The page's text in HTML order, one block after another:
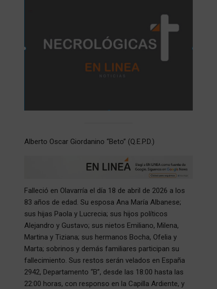
Alberto Oscar Giordanino “Beto” (Q.E.P.D.)
Falleció en Olavarría el día 18 de abril de 2026 a los
83 años de edad. Su esposa Ana María Albanese;
sus hijas Paola y Lucrecia; sus hijos políticos
Alejandro y Gustavo; sus nietos Emiliano, Milena,
Martina y Tiziana; sus hermanos Bocha, Ofelia y
Marta; sobrinos y demás familiares participan su
fallecimiento. Sus restos serán velados en España
2942, Departamento “B”, desde las 18:00 hasta las
22:00 horas, con responso en la Capilla Ardiente, y